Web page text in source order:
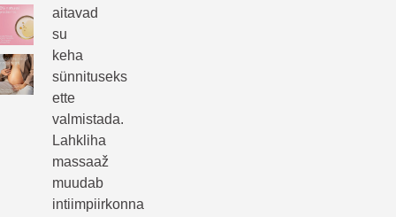
aitavad
su
keha
sünnituseks
ette
valmistada.
Lahkliha
massaaž
muudab
intiimpiirkonna